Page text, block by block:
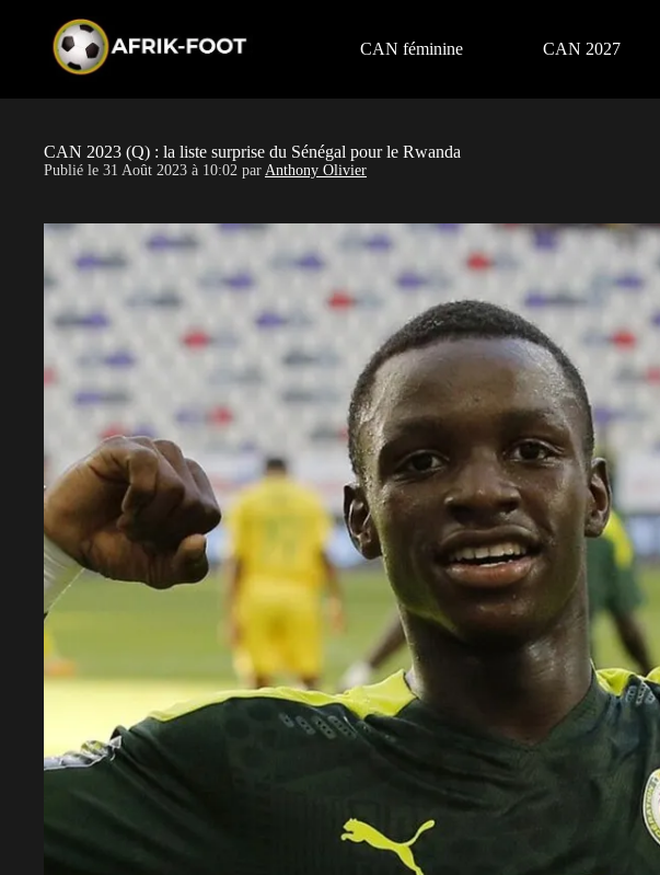
CAN féminine CAN 2027
CAN 2023 (Q) : la liste surprise du Sénégal pour le Rwanda
Publié le 31 Août 2023 à 10:02 par Anthony Olivier